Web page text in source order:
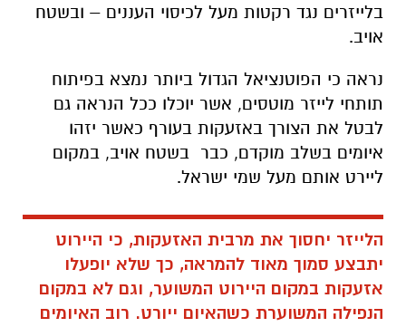
בלייזרים נגד רקטות מעל לכיסוי העננים – ובשטח
אויב.
נראה כי הפוטנציאל הגדול ביותר נמצא בפיתוח
תותחי לייזר מוטסים, אשר יוכלו ככל הנראה גם
לבטל את הצורך באזעקות בעורף כאשר יזהו
איומים בשלב מוקדם, כבר בשטח אויב, במקום
ליירט אותם מעל שמי ישראל.
הלייזר יחסוך את מרבית האזעקות, כי היירוט
יתבצע סמוך מאוד להמראה, כך שלא יופעלו
אזעקות במקום היירוט המשוער, וגם לא במקום
הנפילה המשוערת כשהאיום ייורט. רוב האיומים